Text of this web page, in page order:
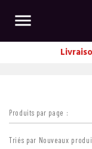

Produits par page :
Triés par Nouveaux